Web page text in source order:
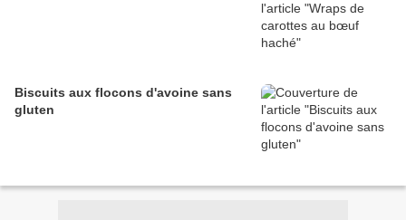
Biscuits aux flocons d'avoine sans
gluten